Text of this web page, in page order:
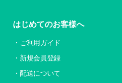
はじめてのお客様へ
ご利用ガイド
新規会員登録
配送について